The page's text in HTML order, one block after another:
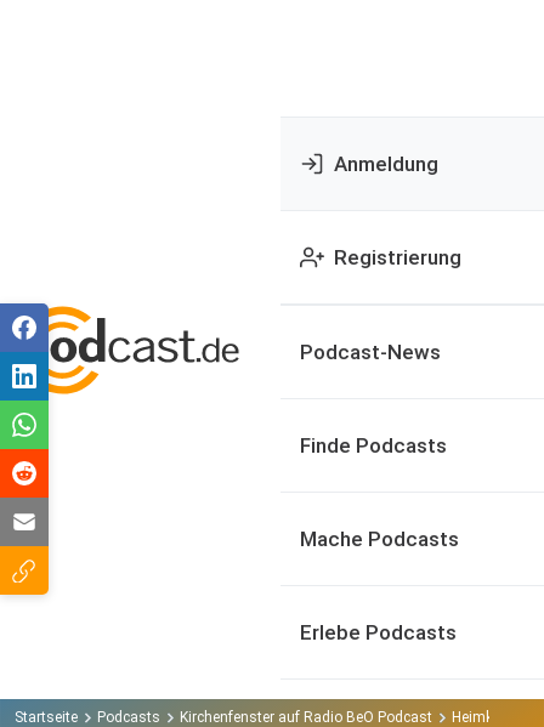
Anmeldung
Registrierung
Podcast-News
Finde Podcasts
Mache Podcasts
Erlebe Podcasts
Startseite Podcasts Kirchenfenster auf Radio BeO Podcast